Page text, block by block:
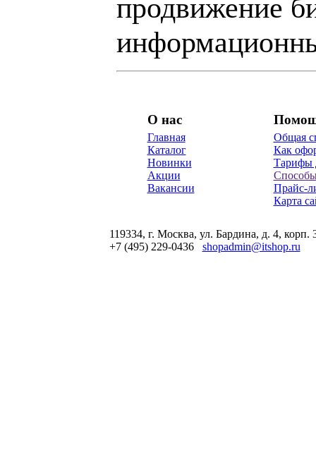
продвижение
О нас
Главная
Каталог
Новинки
Акции
Вакансии
Общая
Как
Тарифы
Прайс-
Карта
119334, г. Москва, ул. Бардина, д. 4, корп.
+7 (495) 229-0436 shopadmin@itshop.ru